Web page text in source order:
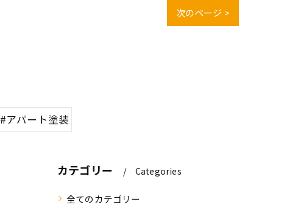
次のページ >
#アパート塗装
カテゴリー Categories
全てのカテゴリー